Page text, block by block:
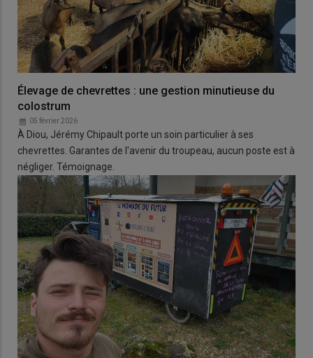
Élevage de chevrettes : une gestion minutieuse du
colostrum
05 février 2026
À Diou, Jérémy Chipault porte un soin particulier à ses
chevrettes. Garantes de l'avenir du troupeau, aucun poste est à
négliger. Témoignage.